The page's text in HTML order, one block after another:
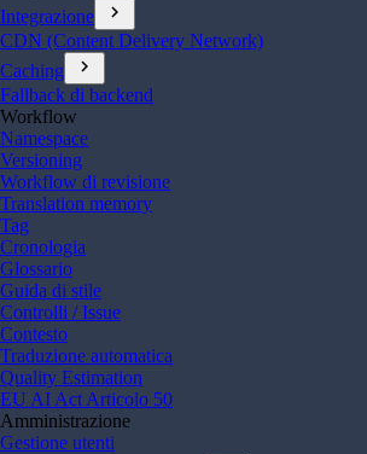
Integrazione
chevron_right
CDN (Content Delivery Network)
Caching
chevron_right
Fallback di backend
Workflow
Namespace
Versioning
Workflow di revisione
Translation memory
Tag
Cronologia
Glossario
Guida di stile
Controlli / Issue
Contesto
Traduzione automatica
Quality Estimation
EU AI Act Articolo 50
Amministrazione
Gestione utenti